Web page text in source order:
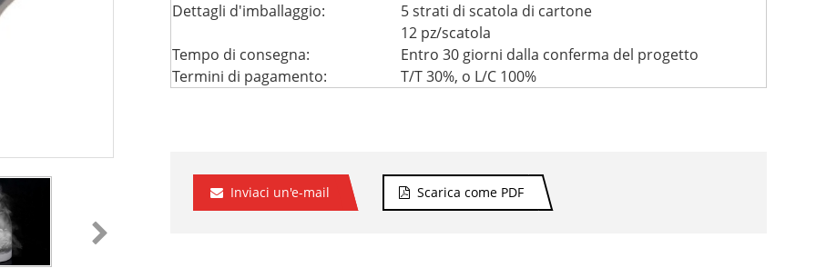
Dettagli d'imballaggio:
5 strati di scatola di cartone
12 pz/scatola
Tempo di consegna:
Entro 30 giorni dalla conferma del progetto
Termini di pagamento:
T/T 30%, o L/C 100%
Inviaci un'e-mail Scarica come PDF